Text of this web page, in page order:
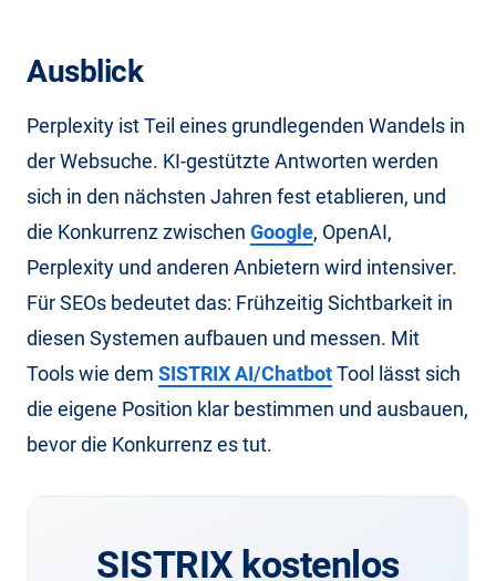
Ausblick
Perplexity ist Teil eines grundlegenden Wandels in
der Websuche. KI-gestützte Antworten werden
sich in den nächsten Jahren fest etablieren, und
die Konkurrenz zwischen Google, OpenAI,
Perplexity und anderen Anbietern wird intensiver.
Für SEOs bedeutet das: Frühzeitig Sichtbarkeit in
diesen Systemen aufbauen und messen. Mit
Tools wie dem SISTRIX AI/ChatbotTool lässt sich
die eigene Position klar bestimmen und ausbauen,
bevor die Konkurrenz es tut.
SISTRIX kostenlos